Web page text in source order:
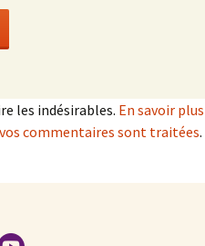
les indésirables. En savoir plus
commentaires sont traitées.